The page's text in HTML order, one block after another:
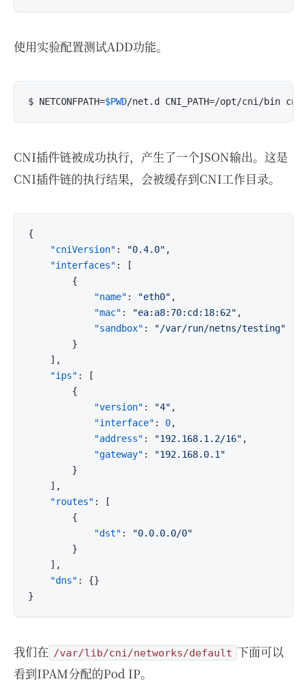
使用实验配置测试ADD功能。
$ NETCONFPATH=$PWD
CNI插件链被成功执行，产生了一个JSON输出。这是
CNI插件链的执行结果，会被缓存到CNI工作目录。
{
"cniVersion" : "0.4.0" ,
"interfaces" :
[
{
"name" : "eth0" ,
"mac" : "ea:a8:70:cd:18:62" ,
"sandbox" :
"/var/run/netns/testing"
}
] ,
"ips" :
[
{
"version" : "4" ,
"interface" : 0,
"address" : "192.168.1.2/16" ,
"gateway" :
"192.168.0.1"
}
] ,
"routes" :
[
{
"dst" :
"0.0.0.0/0"
}
] ,
"dns" : {}
}
我们在 /var/lib/cni/networks/default 下面可以
看到IPAM分配的Pod IP。